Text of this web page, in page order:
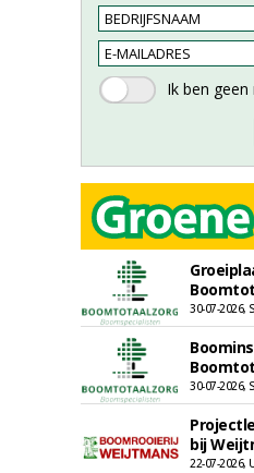
30-07-2026,
30-07-2026,
bij
22-07-2026,